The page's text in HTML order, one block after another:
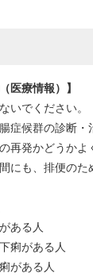
医療情報）】
いでください。
症候群の診断
再発かどうかよ
にも、排便の
ある人
痢がある人
がある人